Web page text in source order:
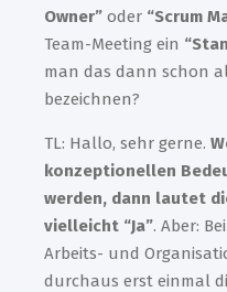
Owner” oder “Scrum
Team-Meeting ein
man das dann schon
bezeichnen?
TL: Hallo, sehr gerne.
konzeptionellen
werden, dann lautet
vielleicht “Ja”. Aber:
Arbeits- und
durchaus erst einmal